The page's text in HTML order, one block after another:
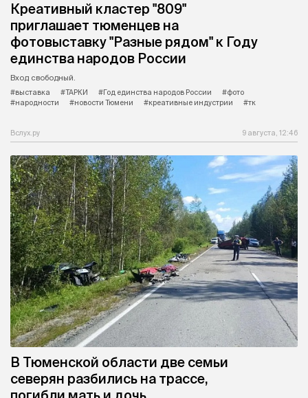
Креативный кластер "809"
приглашает тюменцев на
фотовыставку "Разные рядом" к Году
единства народов России
Вход свободный.
#выставка
#ТАРКИ #Год единства народов России
#фото
#народности
#новости Тюмени #креативные индустрии #тк
Вслух.ру 9 августа, 12:46
В Тюменской области две семьи
северян разбились на трассе,